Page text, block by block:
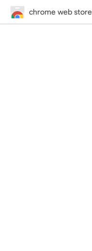
chrome web store